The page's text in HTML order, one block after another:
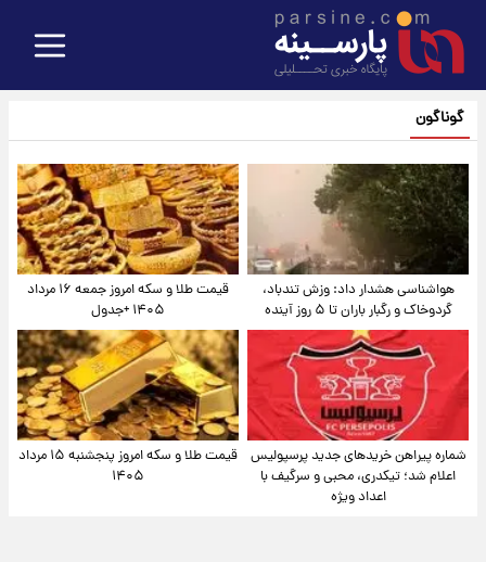
گوناگون
هواشناسی هشدار داد: وزش تندباد،
گردوخاک و رگبار باران تا ۵ روز آینده
قیمت طلا و سکه امروز جمعه ۱۶ مرداد
۱۴۰۵ +جدول
شماره پیراهن خریدهای جدید پرسپولیس
اعلام شد؛ تیکدری، محبی و سرگیف با
اعداد ویژه
قیمت طلا و سکه امروز پنجشنبه ۱۵ مرداد
۱۴۰۵